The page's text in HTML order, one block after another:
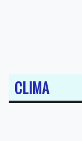
CLIMA